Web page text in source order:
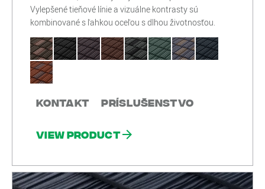
Vylepšené tieňové línie a vizuálne kontrasty sú
kombinované s ľahkou oceľou s dlhou životnosťou.
Kontakt Príslušenstvo
View product